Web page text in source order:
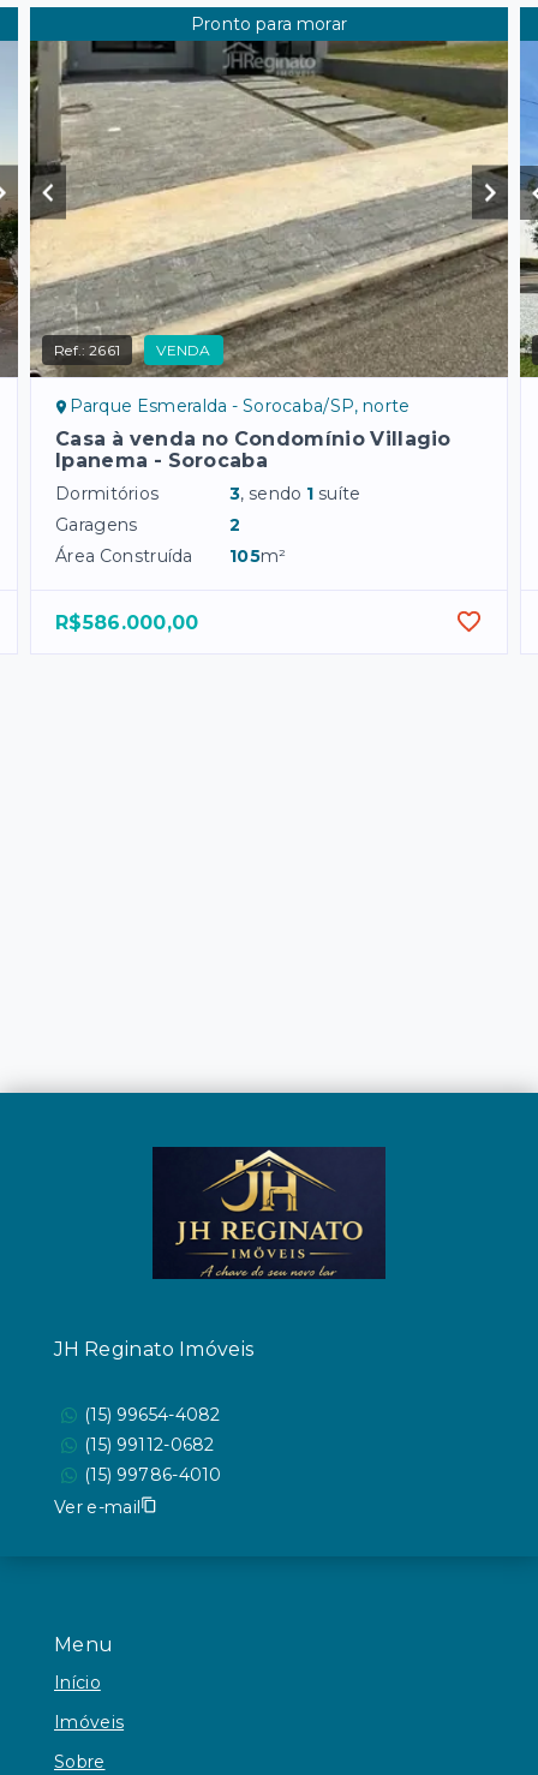
Pronto para morar
Ref.:2661 VENDA
Parque Esmeralda - Sorocaba/SP, norte
Casa à venda no Condomínio Villagio
Ipanema - Sorocaba
Dormitórios 3, sendo 1 suíte
Garagens
2
Área Construída
105m²
R$586.000,00
Menu
Início
Imóveis
Sobre
JH Reginato Imóveis
(15) 99654-4082
(15) 99112-0682
(15) 99786-4010
Ver e-mail